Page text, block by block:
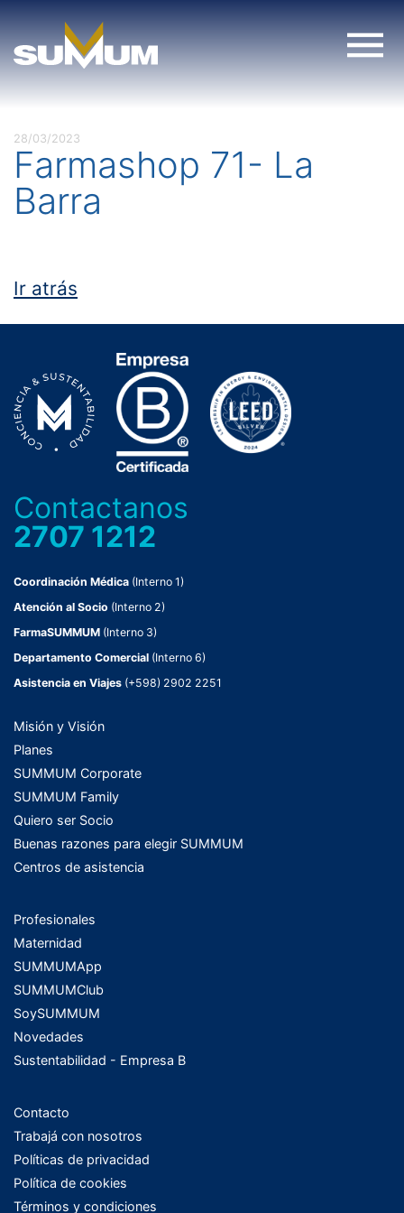
content
28/03/2023
Farmashop 71- La
Barra
Ir atrás
Contactanos
2707 1212
Coordinación Médica (Interno 1)
Atención al Socio (Interno 2)
FarmaSUMMUM (Interno 3)
Departamento Comercial (Interno 6)
Asistencia en Viajes (+598) 2902 2251
Misión y Visión
Planes
SUMMUM Corporate
SUMMUM Family
Quiero ser Socio
Buenas razones para elegir SUMMUM
Centros de asistencia
Profesionales
Maternidad
SUMMUMApp
SUMMUMClub
SoySUMMUM
Novedades
Sustentabilidad - Empresa B
Contacto
Trabajá con nosotros
Políticas de privacidad
Política de cookies
Términos y condiciones